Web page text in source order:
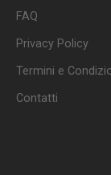
FAQ
Privacy Policy
Termini e
Contatti